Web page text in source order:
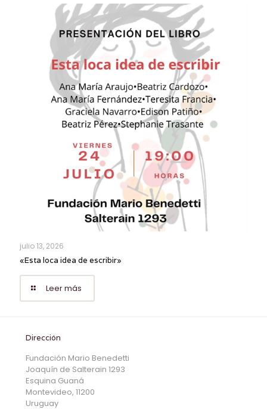
julio 13, 2026
«Esta loca idea de escribir»
Leer más
Dirección
Fundación Mario Benedetti
Joaquín de Salterain 1293
Esquina Guaná
Montevideo, 11200
Uruguay